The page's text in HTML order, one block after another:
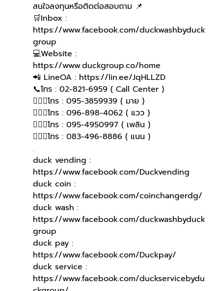
สนใจลงทุนหรือติดต่อสอบถาม 📌
🛒Inbox :
https://www.facebook.com/duckwashbyduck
group
💻Website :
https://www.duckgroup.co/home
📲 LineOA : https://lin.ee/JqHLLZD
📞โทร : 02-821-6959 ( Call Center )
🙋🏻‍♀️โทร : 095-3859939 ( มาย )
🙋🏻‍♀โทร : 096-898-4062 ( แวว )
🙋🏻‍♀โทร : 095-4950997 ( เพลิน )
🙋🏻‍♀️โทร : 083-496-8886 ( แนน )
.
duck vending :
https://www.facebook.com/Duckvending
duck coin :
https://www.facebook.com/coinchangerdg/
duck wash :
https://www.facebook.com/duckwashbyduck
group
duck pay :
https://www.facebook.com/Duckpay/
duck service :
https://www.facebook.com/duckservicebydu